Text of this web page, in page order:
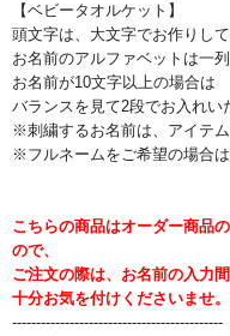
【ベビータオルケット】
頭文字は、大文字でお作りして
お名前のアルファベットは一
お名前が10文字以上の場合は
バランスを見て2段でお入れい
※刺繍するお名前は、アイテ
※フルネームをご希望の場合
こちらの商品はオーダー商品
ので、
ご注文の際は、お名前の入力
十分お気を付けくださいませ。
--------------------------------------------